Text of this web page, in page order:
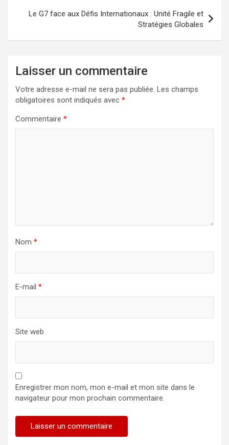
Le G7 face aux Défis Internationaux : Unité Fragile et
Stratégies Globales
Laisser un commentaire
Votre adresse e-mail ne sera pas publiée. Les champs
obligatoires sont indiqués avec *
Commentaire *
Nom *
E-mail *
Site web
Enregistrer mon nom, mon e-mail et mon site dans le
navigateur pour mon prochain commentaire.